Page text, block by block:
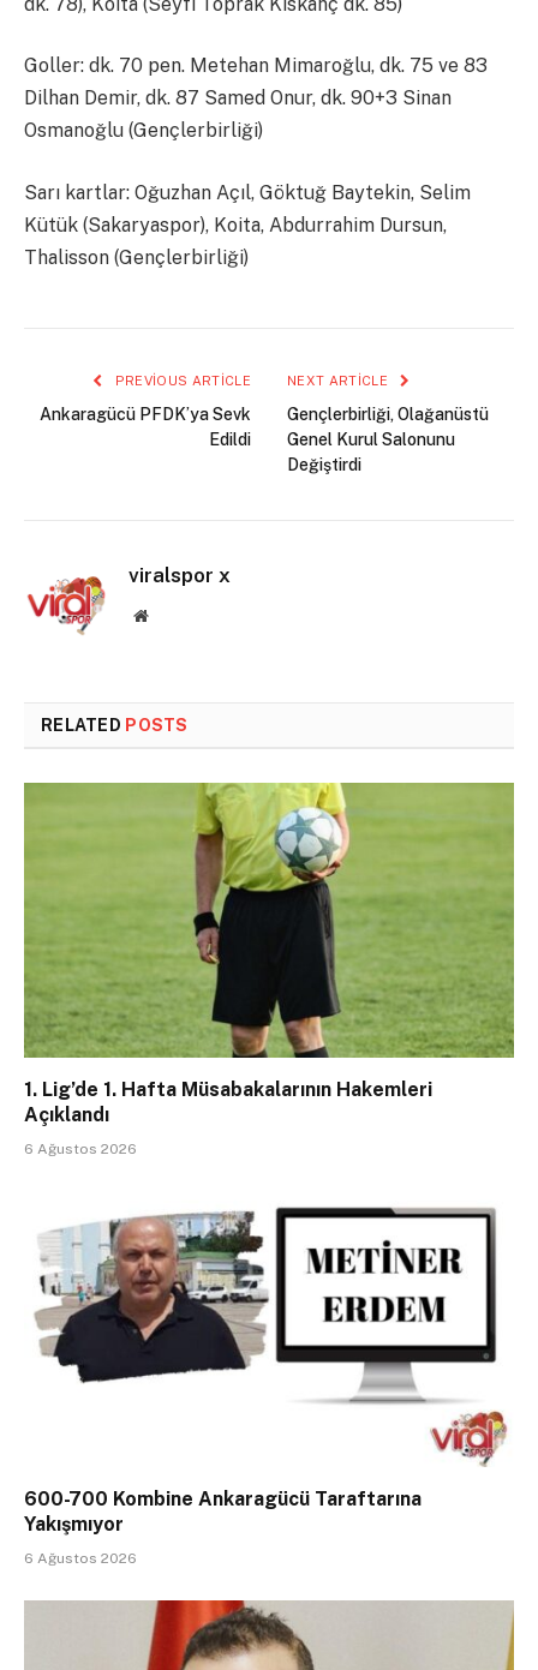
Goller: dk. 70 pen. Metehan Mimaroğlu, dk. 75 ve 83
Dilhan Demir, dk. 87 Samed Onur, dk. 90+3 Sinan
Osmanoğlu (Gençlerbirliği)
Sarı kartlar: Oğuzhan Açıl, Göktuğ Baytekin, Selim
Kütük (Sakaryaspor), Koita, Abdurrahim Dursun,
Thalisson (Gençlerbirliği)
PREVIOUS ARTICLE
Ankaragücü PFDK’ya Sevk
Edildi
NEXT ARTICLE
Gençlerbirliği, Olağanüstü
Genel Kurul Salonunu
Değiştirdi
viralspor x
Website
RELATED POSTS
1. Lig’de 1. Hafta Müsabakalarının Hakemleri
Açıklandı
6 Ağustos 2026
600-700 Kombine Ankaragücü Taraftarına
Yakışmıyor
6 Ağustos 2026